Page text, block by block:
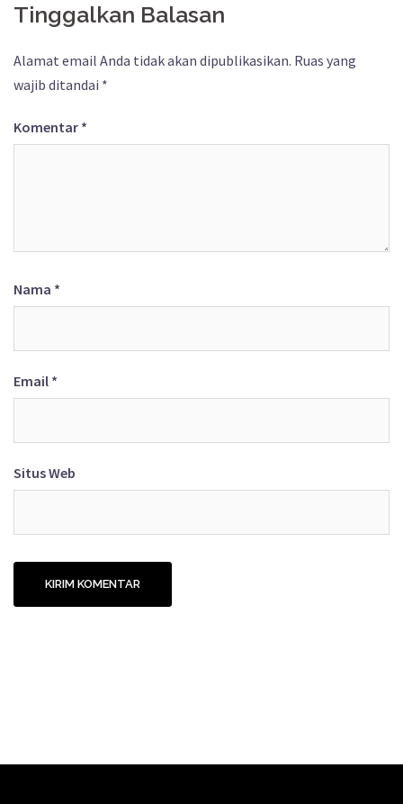
Tinggalkan Balasan
Alamat email Anda tidak akan dipublikasikan. Ruas yang
wajib ditandai *
Komentar *
Nama *
Email *
Situs Web